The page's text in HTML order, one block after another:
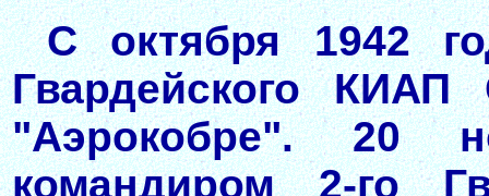
С октября 1942
Гвардейского
"Аэрокобре". 20
командиром 2-го